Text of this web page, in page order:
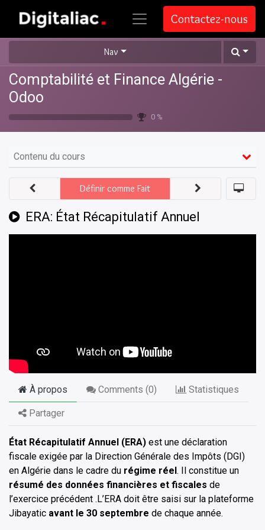
Contactez-nous
Nav
Comptabilité et Finance Algérie -
Odoo
0 %
Contenu du cours
ERA: État Récapitulatif Annuel
Définir comme Fait
À propos Comments (0) Statistiques
Partager
État Récapitulatif Annuel (ERA) est une déclaration
fiscale exigée par la Direction Générale des Impôts (DGI)
en Algérie dans le cadre du régime réel. Il constitue un
résumé des données financières et fiscales de
l’exercice précédent .L’ERA doit être saisi sur la plateforme
Jibayatic avant le 30 septembre de chaque année.